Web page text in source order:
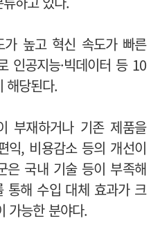
가 높고 혁신 속도가 빠른
인공지능·빅데이터 등 10
해당된다.
부재하거나 기존 제품을
익, 비용감소 등의 개선이
은 국내 기술 등이 부족해
통해 수입 대체 효과가 크
가능한 분야다.